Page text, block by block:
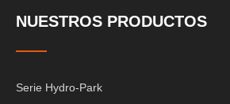
NUESTROS PRODUCTOS
Serie Hydro-Park